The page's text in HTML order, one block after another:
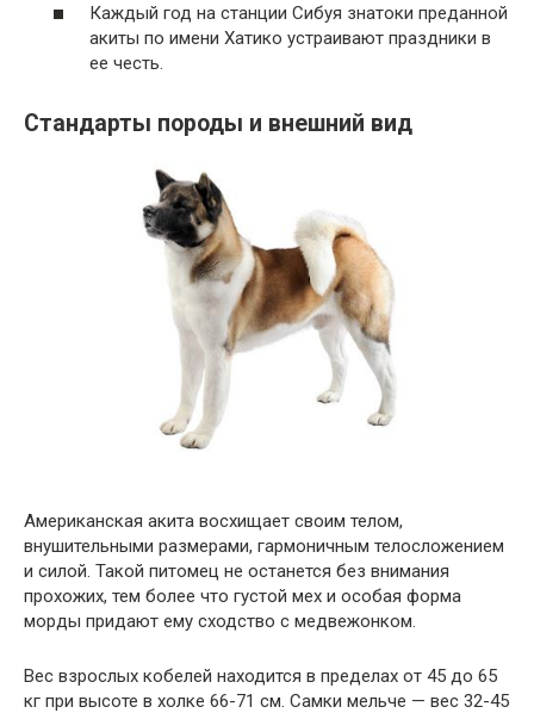
Каждый год на станции Сибуя знатоки преданной
акиты по имени Хатико устраивают праздники в
ее честь.
Стандарты породы и внешний вид
Американская акита восхищает своим телом,
внушительными размерами, гармоничным телосложением
и силой. Такой питомец не останется без внимания
прохожих, тем более что густой мех и особая форма
морды придают ему сходство с медвежонком.
Вес взрослых кобелей находится в пределах от 45 до 65
кг при высоте в холке 66-71 см. Самки мельче — вес 32-45